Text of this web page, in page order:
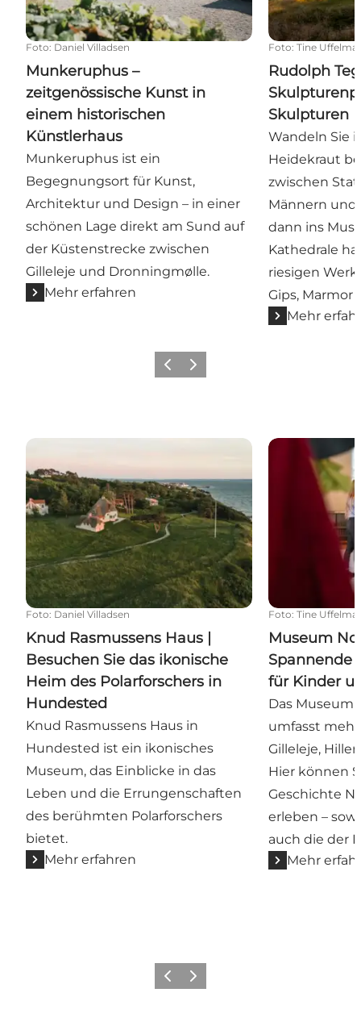
Foto: Daniel Villadsen
Munkeruphus –
zeitgenössische Kunst in
einem historischen
Künstlerhaus
Munkeruphus ist ein
Begegnungsort für Kunst,
Architektur und Design – in einer
schönen Lage direkt am Sund auf
der Küstenstrecke zwischen
Gilleleje und Dronningmølle.
Mehr erfahren
Foto: Tine
Rudolph
Skulpturen
Wandeln Sie
Heidekraut
zwischen
Männern und
dann ins
Kathedrale
riesigen
Gips, Marmor
Mehr
ZurückWeiter
Knud Rasmussens Haus | Besuchen Sie das
Foto: Daniel Villadsen
Knud Rasmussens Haus |
Besuchen Sie das ikonische
Heim des Polarforschers in
Hundested
Knud Rasmussens Haus in
Hundested ist ein ikonisches
Museum, das Einblicke in das
Leben und die Errungenschaften
des berühmten Polarforschers
bietet.
Mehr erfahren
Museum
Foto: Tine
Museum
Spannende
für Kinder
Das
umfasst
Gilleleje,
Hier können
Geschichte
erleben –
auch die der
Mehr
ZurückWeiter